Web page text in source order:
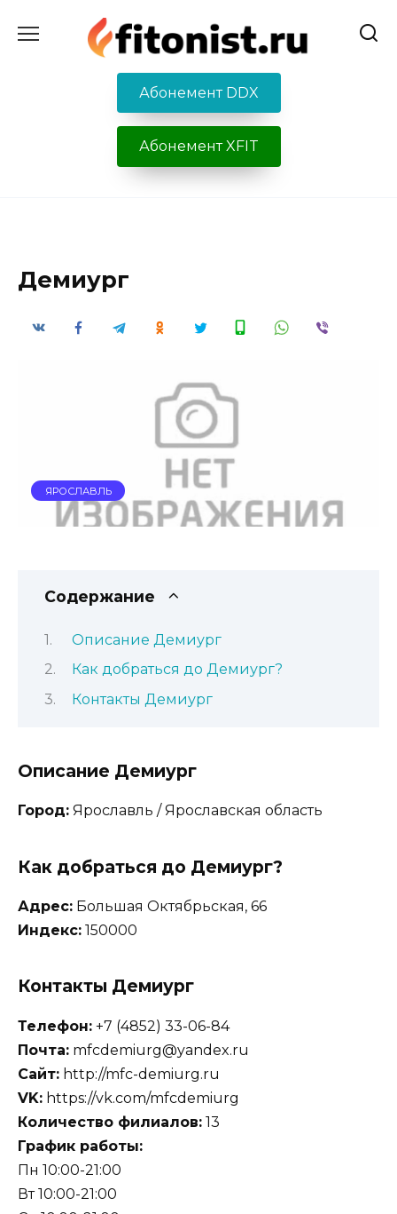
содержанию
Абонемент DDX
Абонемент XFIT
Демиург
ЯРОСЛАВЛЬ
Содержание
Описание Демиург
Как добраться до Демиург?
Контакты Демиург
Описание Демиург
Город: Ярославль / Ярославская область
Как добраться до Демиург?
Адрес: Большая Октябрьская, 66
Индекс: 150000
Контакты Демиург
Телефон: +7 (4852) 33-06-84
Почта: mfcdemiurg@yandex.ru
Сайт: http://mfc-demiurg.ru
VK: https://vk.com/mfcdemiurg
Количество филиалов: 13
График работы:
Пн 10:00-21:00
Вт 10:00-21:00